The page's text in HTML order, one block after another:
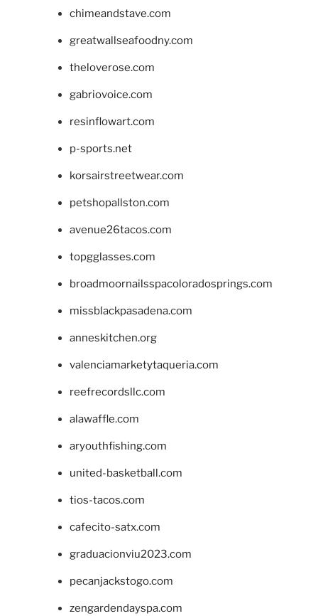
chimeandstave.com
greatwallseafoodny.com
theloverose.com
gabriovoice.com
resinflowart.com
p-sports.net
korsairstreetwear.com
petshopallston.com
avenue26tacos.com
topgglasses.com
broadmoornailsspacoloradosprings.com
missblackpasadena.com
anneskitchen.org
valenciamarketytaqueria.com
reefrecordsllc.com
alawaffle.com
aryouthfishing.com
united-basketball.com
tios-tacos.com
cafecito-satx.com
graduacionviu2023.com
pecanjackstogo.com
zengardendayspa.com